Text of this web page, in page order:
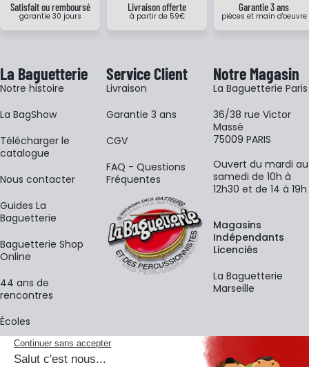
Satisfait ou remboursé
garantie 30 jours
Livraison offerte
à partir de 59€
Garantie 3 ans
pièces et main d'oeuvre
La Baguetterie
Notre histoire
La BagShow
​Télécharger le
catalogue
Nous contacter
Guides La
Baguetterie
Baguetterie Shop
Online
44 ans de
rencontres
Écoles
Service Client
Livraison
Garantie 3 ans
CGV
FAQ - Questions
Fréquentes
Notre Magasin
La Baguetterie Paris
36/38 rue Victor
Massé
75009 PARIS
Ouvert du mardi au
samedi de 10h à
12h30 et de 14 à 19h
Magasins
Indépendants
Licenciés
La Baguetterie
Marseille
La newsletter
Adresse e-mail